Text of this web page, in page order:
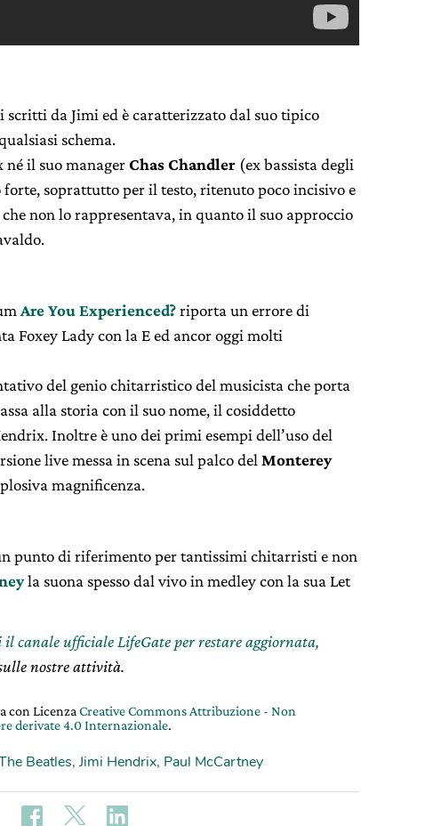
da Jimi ed è caratterizzato dal suo tipico
schema.
né il suo managerChas Chandler (ex bassista degli
soprattutto per il testo, ritenuto poco incisivo e
non lo rappresentava, in quanto il suo approccio
Are You Experienced?riporta un errore di
Foxey Lady con la E ed ancor oggi molti
del genio chitarristico del musicista che porta
alla storia con il suo nome, il cosiddetto
Inoltre è uno dei primi esempi dell’uso del
live messa in scena sul palco del Monterey
magnificenza.
punto di riferimento per tantissimi chitarristi e non
la suona spesso dal vivo in medley con la sua Let
il canale ufficiale LifeGate per restare aggiornata,
nostre attività.
con Licenza Creative Commons Attribuzione - Non
derivate 4.0 Internazionale.
Beatles, Jimi Hendrix, Paul McCartney